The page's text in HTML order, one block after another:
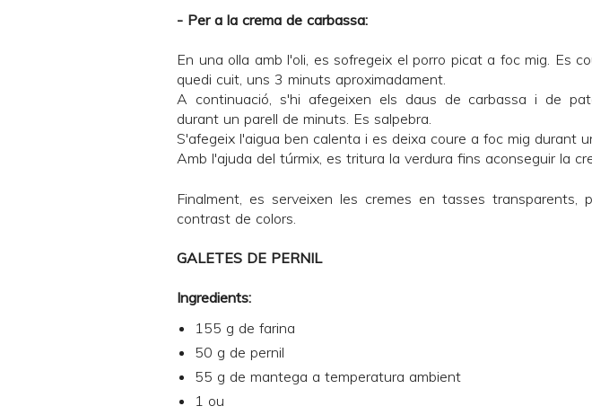
- Per a la crema de carbassa:
En una olla amb l'oli, es sofregeix el porro picat a foc mig. Es
quedi cuit, uns 3 minuts aproximadament.
A continuació, s'hi afegeixen els daus de carbassa i de
durant un parell de minuts. Es salpebra.
S'afegeix l'aigua ben calenta i es deixa coure a foc mig durant
Amb l'ajuda del túrmix, es tritura la verdura fins aconseguir la
Finalment, es serveixen les cremes en tasses transparents,
contrast de colors.
GALETES DE PERNIL
Ingredients:
155 g de farina
50 g de pernil
55 g de mantega a temperatura ambient
1 ou